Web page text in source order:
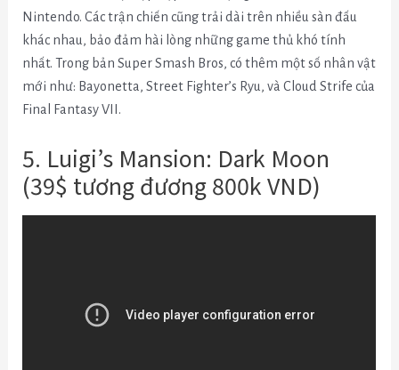
Nintendo. Các trận chiến cũng trải dài trên nhiều sàn đấu
khác nhau, bảo đảm hài lòng những game thủ khó tính
nhất. Trong bản Super Smash Bros, có thêm một số nhân vật
mới như: Bayonetta, Street Fighter’s Ryu, và Cloud Strife của
Final Fantasy VII.
5. Luigi’s Mansion: Dark Moon
(39$ tương đương 800k VND)